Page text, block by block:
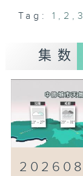
Tag: 1 , 2 ,3
集数